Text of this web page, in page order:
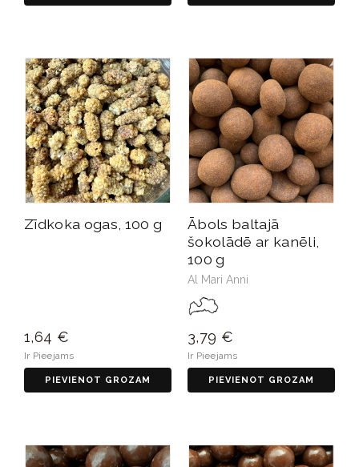
Zīdkoka ogas, 100 g
1,64 €
Ir Pieejams
PIEVIENOT GROZAM
Ābols baltajā
šokolādē ar kanēli,
100 g
Al Mari Anni
3,79 €
Ir Pieejams
PIEVIENOT GROZAM